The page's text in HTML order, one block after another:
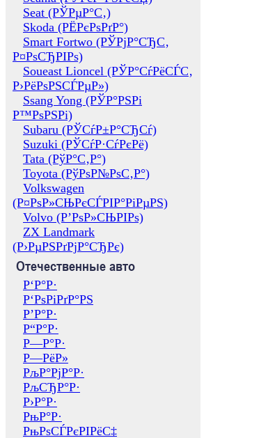
Seat (РЎРµР°С‚)
Skoda (РЁРєРѕРґР°)
Smart Fortwo (РЎРјР°СЂС‚
Р¤РѕСЂРІРѕ)
Soueast Lioncel (РЎР°СѓРёСЃС‚
Р›РёРѕРЅСЃРµР»)
Ssang Yong (РЎР°РЅРі
Р™РѕРЅРі)
Subaru (РЎСѓР±Р°СЂСѓ)
Suzuki (РЎСѓР·СѓРєРё)
Tata (РўР°С‚Р°)
Toyota (РўРѕР№РѕС‚Р°)
Volkswagen
(Р¤РѕР»СЊРєСЃРІР°РіРµРЅ)
Volvo (Р’РѕР»СЊРІРѕ)
ZX Landmark
(Р›РµРЅРґРјР°СЂРє)
Отечественные авто
Р‘Р°Р·
Р‘РѕРіРґР°РЅ
Р’Р°Р·
Р“Р°Р·
Р—Р°Р·
Р—РёР»
РљР°РјР°Р·
РљСЂР°Р·
Р›Р°Р·
РњР°Р·
РњРѕСЃРєРІРёС‡